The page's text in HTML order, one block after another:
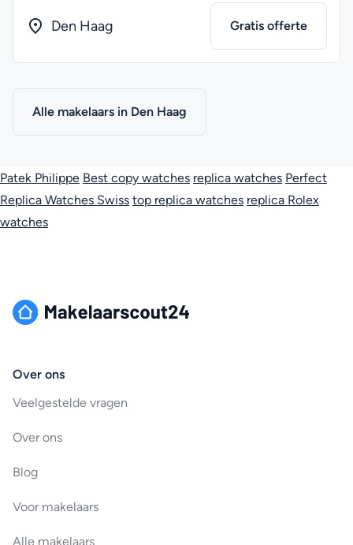
Den Haag Gratis offerte
Alle makelaars in Den Haag
Patek Philippe Best copy watches replica watches Perfect
Replica Watches Swiss top replica watches replica Rolex
watches
Over ons
Veelgestelde vragen
Over ons
Blog
Voor makelaars
Alle makelaars